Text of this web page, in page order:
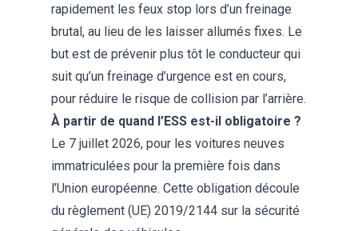
rapidement les feux stop lors d’un freinage
brutal, au lieu de les laisser allumés fixes. Le
but est de prévenir plus tôt le conducteur qui
suit qu’un freinage d’urgence est en cours,
pour réduire le risque de collision par l’arrière.
À partir de quand l’ESS est-il obligatoire ?
Le 7 juillet 2026, pour les voitures neuves
immatriculées pour la première fois dans
l’Union européenne. Cette obligation découle
du règlement (UE) 2019/2144 sur la sécurité